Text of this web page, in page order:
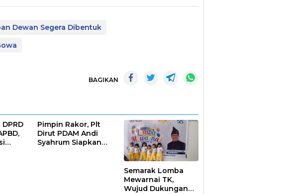
Dewan Segera Dibentuk
BAGIKAN
Pimpin Rakor, Plt
Dirut PDAM Andi
Syahrum Siapkan
Semarak Lomba
Mewarnai TK,
Wujud Dukungan